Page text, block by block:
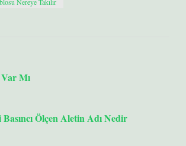
Mı
Ölçen Aletin Adı Nedir